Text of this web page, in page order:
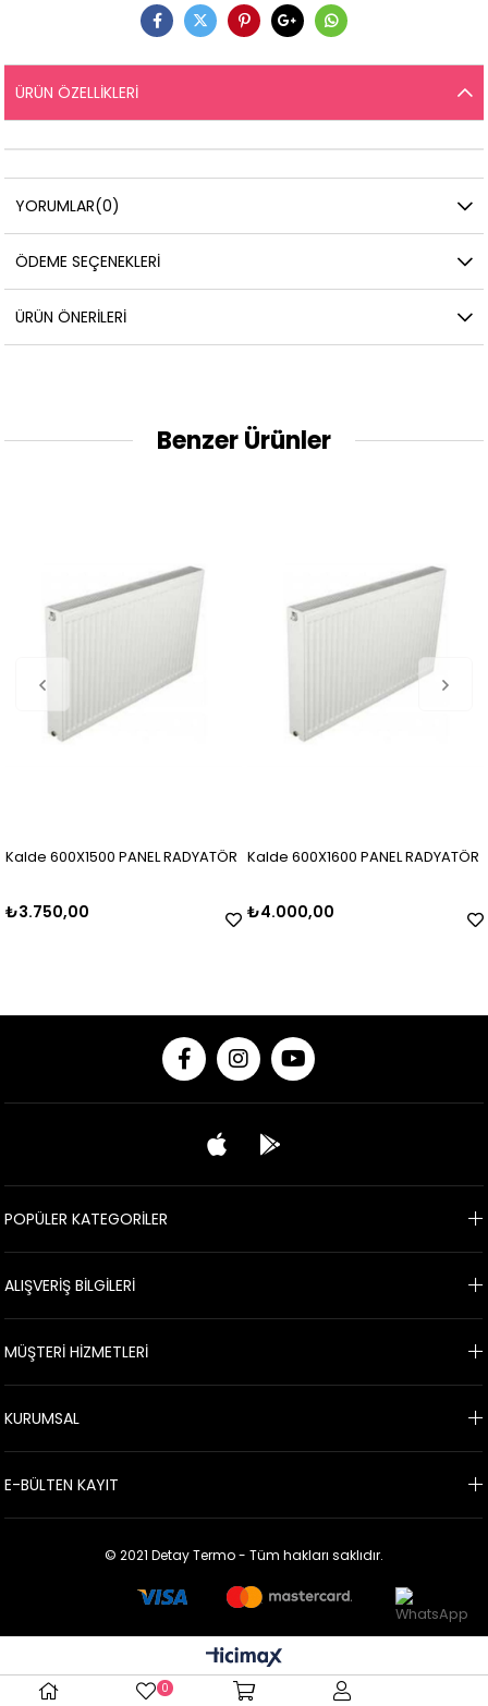
ÜRÜN ÖZELLIKLERI
YORUMLAR(0)
ÖDEME SEÇENEKLERI
ÜRÜN ÖNERILERI
Benzer Ürünler
Kalde 600X1500 PANEL RADYATÖR
₺3.750,00
Kalde 600X1600 PANEL RADYATÖR
₺4.000,00
POPÜLER KATEGORİLER
ALIŞVERİŞ BİLGİLERİ
MÜŞTERİ HİZMETLERİ
KURUMSAL
E-BÜLTEN KAYIT
© 2021 Detay Termo - Tüm hakları saklıdır.
0